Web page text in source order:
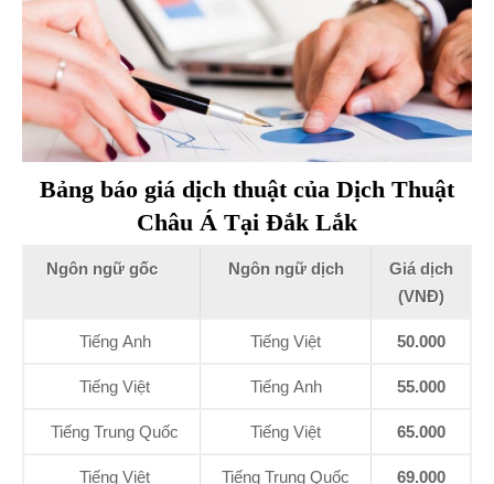
Bảng báo giá dịch thuật của Dịch Thuật
Châu Á Tại Đắk Lắk
Ngôn ngữ gốc Ngôn ngữ dịch
Giá dịch
(VNĐ)
Tiếng Anh Tiếng Việt 50.000
Tiếng Việt Tiếng Anh 55.000
Tiếng Trung Quốc Tiếng Việt 65.000
Tiếng Việt Tiếng Trung Quốc 69.000